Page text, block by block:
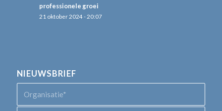
professionele groei
21 oktober 2024 - 20:07
NIEUWSBRIEF